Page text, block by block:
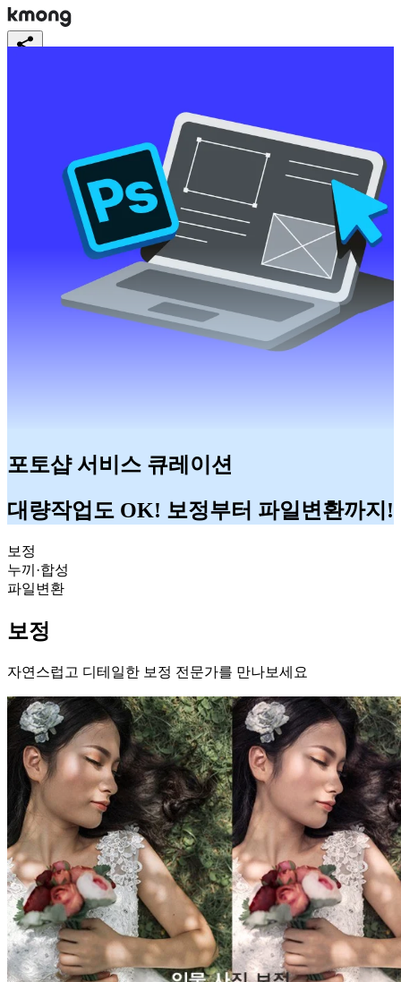
포토샵 서비스 큐레이션
대량작업도 OK! 보정부터 파일변환까지!
보정
누끼·합성
파일변환
보정
자연스럽고 디테일한 보정 전문가를 만나보세요